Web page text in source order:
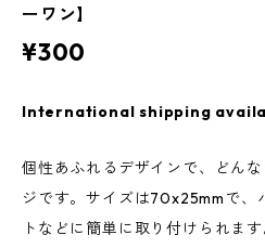
ーワン】
¥300
International shipping
個性あふれるデザインで、どん
ジです。サイズは70x25mmで、
トなどに簡単に取り付けられま